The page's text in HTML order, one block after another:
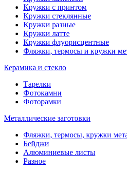
Кружки c принтом
Кружки стеклянные
Кружки разные
Кружки латте
Кружки флуорисцентные
Фляжки, термосы и кружки
Керамика и стекло
Тарелки
Фотокамни
Фоторамки
Металлические заготовки
Фляжки, термосы, кружки
Бейджи
Алюминиевые листы
Разное